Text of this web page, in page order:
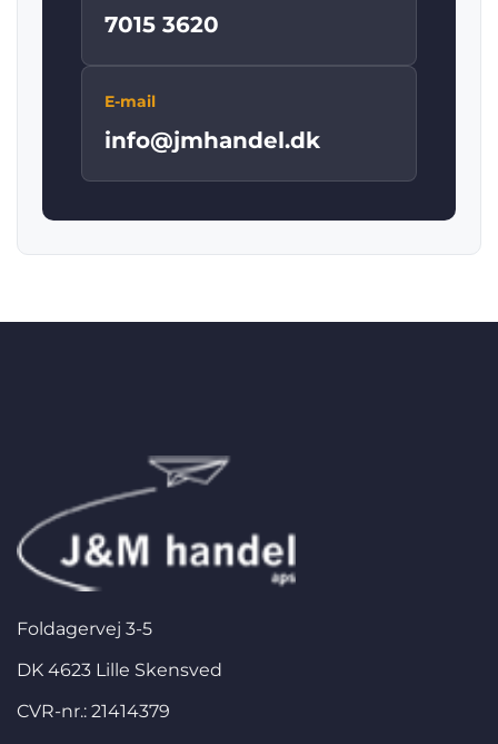
7015 3620
E-mail
info@jmhandel.dk
Foldagervej 3-5
DK 4623 Lille Skensved
CVR-nr.: 21414379